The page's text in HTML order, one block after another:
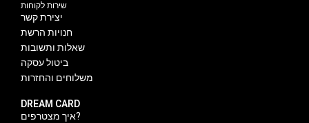
שירות לקוחות
יצירת קשר
חנויות הרשת
שאלות ותשובות
ביטול עסקה
משלוחים והחזרות
DREAM CARD
איך מצטרפים?